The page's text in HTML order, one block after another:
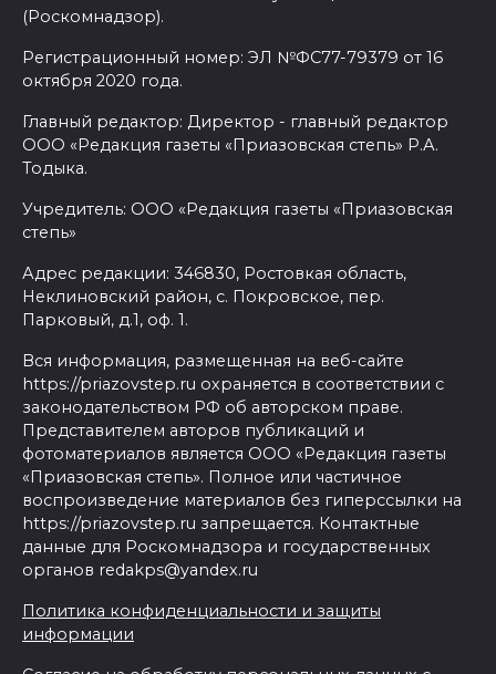
(Роскомнадзор).
Регистрационный номер: ЭЛ №ФС77-79379 от 16
октября 2020 года.
Главный редактор: Директор - главный редактор
ООО «Редакция газеты «Приазовская степь» Р.А.
Тодыка.
Учредитель: ООО «Редакция газеты «Приазовская
степь»
Адрес редакции: 346830, Ростовкая область,
Неклиновский район, с. Покровское, пер.
Парковый, д.1, оф. 1.
Вся информация, размещенная на веб-сайте
https://priazovstep.ru охраняется в соответствии с
законодательством РФ об авторском праве.
Представителем авторов публикаций и
фотоматериалов является ООО «Редакция газеты
«Приазовская степь». Полное или частичное
воспроизведение материалов без гиперссылки на
https://priazovstep.ru запрещается. Контактные
данные для Роскомнадзора и государственных
органов redakps@yandex.ru
Политика конфиденциальности и защиты
информации